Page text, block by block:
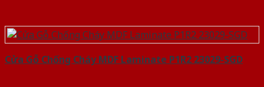
Cửa Gỗ Chống Cháy MDF Laminate P1R2 23029-SGD